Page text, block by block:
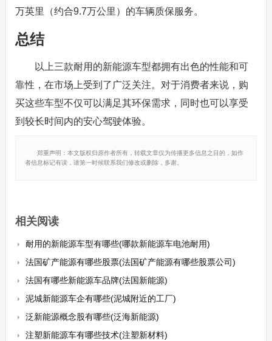
万英里（约合9.7万公里）的车辆质保服务。
总结
以上三款耐用的新能源车型都拥有出色的性能和可
靠性，在市场上受到了广泛关注。对于消费者来说，购
买这些车型不仅可以满足其环保需求，同时也可以享受
到较长时间内的安心驾驶体验。
郑重声明：本文版权归原作者所有，转载文章仅为传播更多信息之目的，如作
者信息标记有误，请第一时候联系我们修改或删除，多谢。
相关阅读
耐用的新能源车型有哪些(哪款新能源车电池耐用)
法国矿产能源有哪些股票(法国矿产能源有哪些股票公司)
法国有哪些新能源车品牌(法国新能源)
泥城新能源车企有哪些(泥城附近的工厂)
泛新能源概念股有哪些(泛海新能源)
注塑新能源车有哪些技术(注塑新材料)